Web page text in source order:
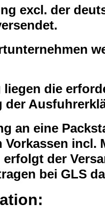
excl. der
liegen die
der
an eine
Vorkassen incl.
erfolgt der
bei GLS